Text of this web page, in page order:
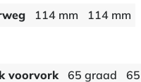
114 mm 114 mm
voorvork
65 graad